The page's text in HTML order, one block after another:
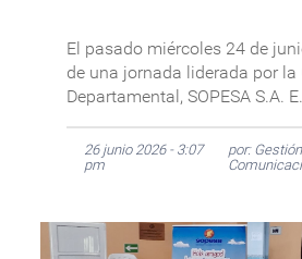
El pasado miércoles 24 de
de una jornada liderada por la
Departamental, SOPESA S.A.
26 junio 2026 - 3:07
pm
por: